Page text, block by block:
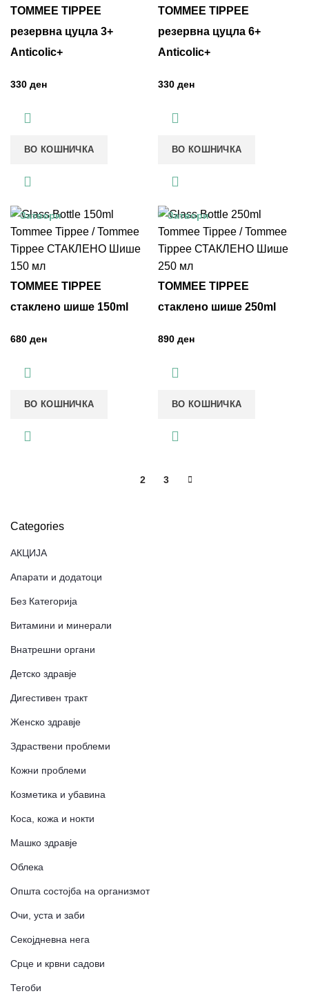
Categories
АКЦИЈА
Апарати и додатоци
Без Категорија
Витамини и минерали
Внатрешни органи
Детско здравје
Дигестивен тракт
Женско здравје
Здраствени проблеми
Кожни проблеми
Козметика и убавина
Коса, кожа и нокти
Машко здравје
Облека
Општа состојба на организмот
Очи, уста и заби
Секојдневна нега
Срце и крвни садови
Тегоби
TOMMEE TIPPEE
резервна цуцла 3+
Anticolic+
ден
ВО КОШНИЧКА
TOMMEE TIPPEE
резервна цуцла 6+
Anticolic+
ден
ВО КОШНИЧКА
Затвори
TOMMEE TIPPEE
стаклено шише 150ml
ден
ВО КОШНИЧКА
Затвори
TOMMEE TIPPEE
стаклено шише 250ml
ден
ВО КОШНИЧКА
2 3